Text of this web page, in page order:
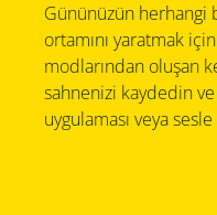
Gününüzün herhangi
ortamını yaratmak
modlarından oluşan
sahnenizi kaydedin
uygulaması veya